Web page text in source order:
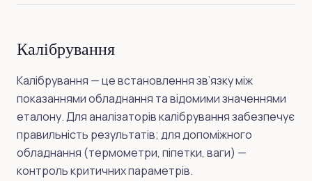
Калібрування
Калібрування — це встановлення зв’язку між
показаннями обладнання та відомими значеннями
еталону. Для аналізаторів калібрування забезпечує
правильність результатів; для допоміжного
обладнання (термометри, піпетки, ваги) —
контроль критичних параметрів.